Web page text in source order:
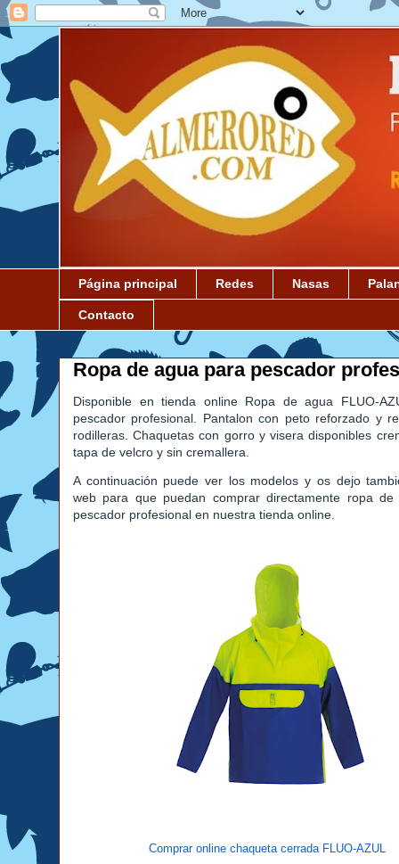
Página principal Redes Nasas
Contacto
Ropa de agua para pescador
Disponible en tienda online Ropa de agua FLUO-
pescador profesional. Pantalon con peto reforzado y
rodilleras. Chaquetas con gorro y visera disponibles
tapa de velcro y sin cremallera.
A continuación puede ver los modelos y os dejo
web para que puedan comprar directamente ropa de
pescador profesional en nuestra tienda online.
Comprar online chaqueta cerrada FLUO-AZUL